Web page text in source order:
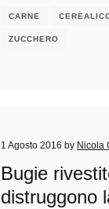
CARNE
ZUCCHERO
1 Agosto 2016 by Nicola
Bugie
distruggono